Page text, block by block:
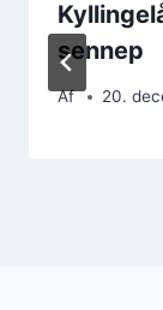
sennep
Af 20.